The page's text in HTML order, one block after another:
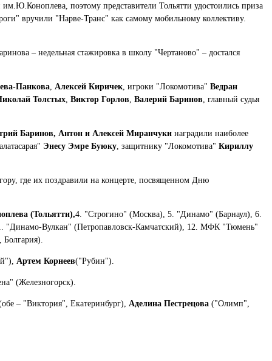
поэтому представители Тольятти удостоились приза
вручили "Нарве-Транс" как самому мобильному коллективу.
– недельная стажировка в школу "Чертаново" – достался
Панкова Алексей Киричек , игроки "Локомотива" Ведран
Толстых Виктор Горлов Валерий Баринов , главный судья
Баринов, Антон и Алексей Миранчуки наградили наиболее
Энесу Эмре Буюку , защитнику "Локомотива" Кириллу
где их поздравили на концерте, посвященном Дню
(Тольятти),4. "Строгино" (Москва), 5. "Динамо" (Барнаул), 6.
Вулкан" (Петропавловск-Камчатский), 12. МФК "Тюмень"
Артем Корнеев("Рубин").
(Железногорск).
– "Виктория", Екатеринбург), Аделина Пестрецова ("Олимп",